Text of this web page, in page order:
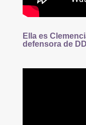
Ella es
defensora de